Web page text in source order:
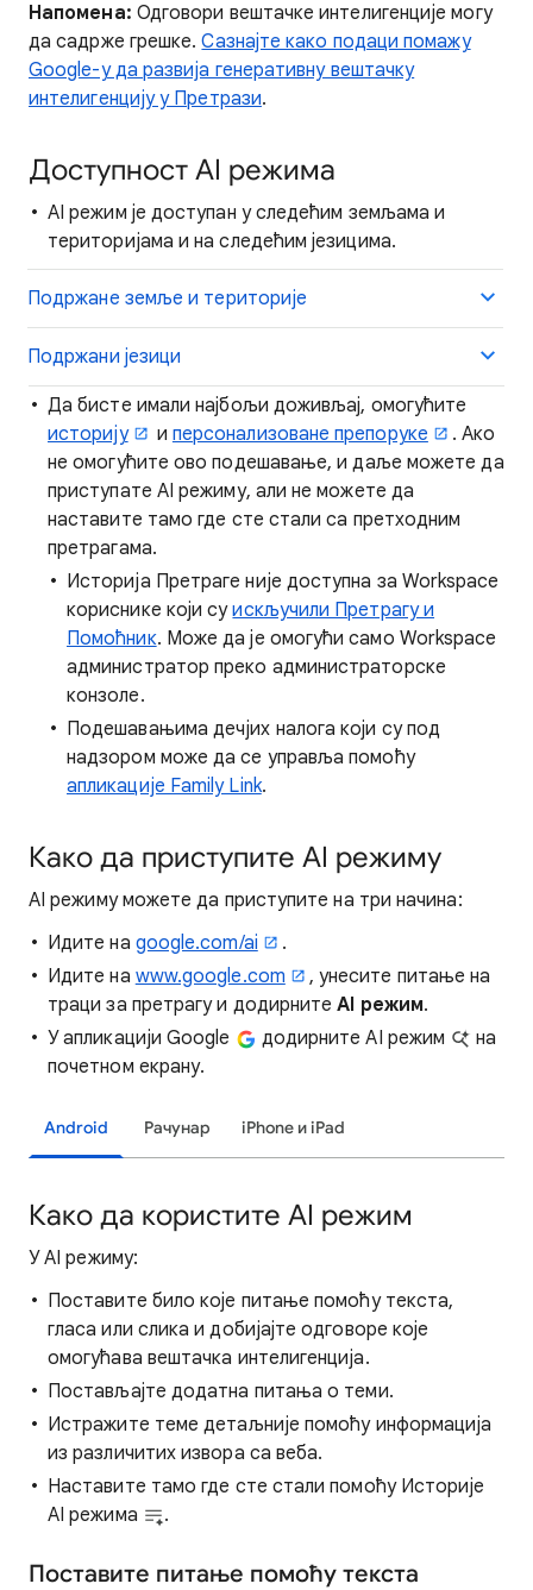
Напомена: Одговори вештачке интелигенције могу
да садрже грешке.Сазнајте како подаци помажу
Google-у да развијa генеративну вештачку
интелигенцију у Претрази.
Доступност AI режима
AI режим је доступан у следећим земљама и
територијама и на следећим језицима.
Подржане земље и територије
Подржани језици
Да бисте имали најбољи доживљај, омогућите
историју
и персонализоване препоруке
. Ако
не омогућите ово подешавање, и даље можете да
приступате AI режиму, али не можете да
наставите тамо где сте стали са претходним
претрагама.
Историја Претраге није доступна за Workspace
кориснике који суискључили Претрагу и
Помоћник. Може да је омогући само Workspace
администратор преко администраторске
конзоле.
Подешавањима дечјих налога који су под
надзором може да се управља помоћу
апликације Family Link.
Како да приступите AI режиму
AI режиму можете да приступите на три начина:
Идите на google.com/ai
.
Идите на www.google.com
, унесите питање на
траци за претрагу и додирнитеAI режим.
У апликацији Google
додирните AI режим
на
почетном екрану.
Android Рачунар iPhone и iPad
Како да користите AI режим
У AI режиму:
Поставите било које питање помоћу текста,
гласа или слика и добијајте одговоре које
омогућава вештачка интелигенција.
Постављајте додатна питања о теми.
Истражите теме детаљније помоћу информација
из различитих извора са веба.
Наставите тамо где сте стали помоћу Историје
AI режима
.
Поставите питање помоћу текста